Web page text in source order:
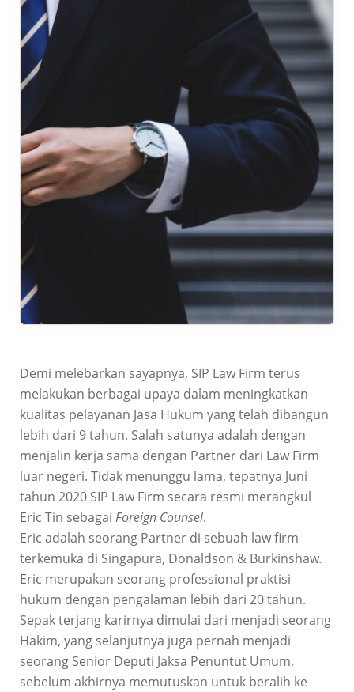
Demi melebarkan sayapnya, SIP Law Firm terus
melakukan berbagai upaya dalam meningkatkan
kualitas pelayanan Jasa Hukum yang telah dibangun
lebih dari 9 tahun. Salah satunya adalah dengan
menjalin kerja sama dengan Partner dari Law Firm
luar negeri. Tidak menunggu lama, tepatnya Juni
tahun 2020 SIP Law Firm secara resmi merangkul
Eric Tin sebagai Foreign Counsel.
Eric adalah seorang Partner di sebuah law firm
terkemuka di Singapura, Donaldson & Burkinshaw.
Eric merupakan seorang professional praktisi
hukum dengan pengalaman lebih dari 20 tahun.
Sepak terjang karirnya dimulai dari menjadi seorang
Hakim, yang selanjutnya juga pernah menjadi
seorang Senior Deputi Jaksa Penuntut Umum,
sebelum akhirnya memutuskan untuk beralih ke